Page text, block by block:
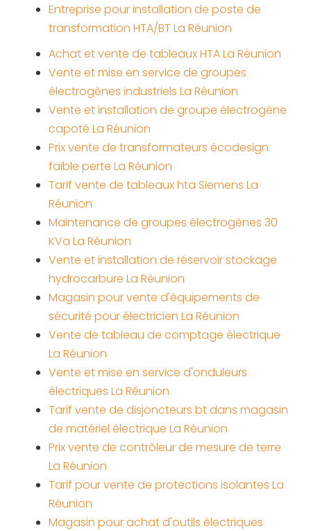
Entreprise pour installation de poste de
transformation HTA/BT La Réunion
Achat et vente de tableaux HTA La Réunion
Vente et mise en service de groupes
électrogènes industriels La Réunion
Vente et installation de groupe électrogène
capoté La Réunion
Prix vente de transformateurs écodesign
faible perte La Réunion
Tarif vente de tableaux hta Siemens La
Réunion
Maintenance de groupes électrogènes 30
KVa La Réunion
Vente et installation de réservoir stockage
hydrocarbure La Réunion
Magasin pour vente d'équipements de
sécurité pour électricien La Réunion
Vente de tableau de comptage électrique
La Réunion
Vente et mise en service d'onduleurs
électriques La Réunion
Tarif vente de disjoncteurs bt dans magasin
de matériel électrique La Réunion
Prix vente de contrôleur de mesure de terre
La Réunion
Tarif pour vente de protections isolantes La
Réunion
Magasin pour achat d'outils électriques